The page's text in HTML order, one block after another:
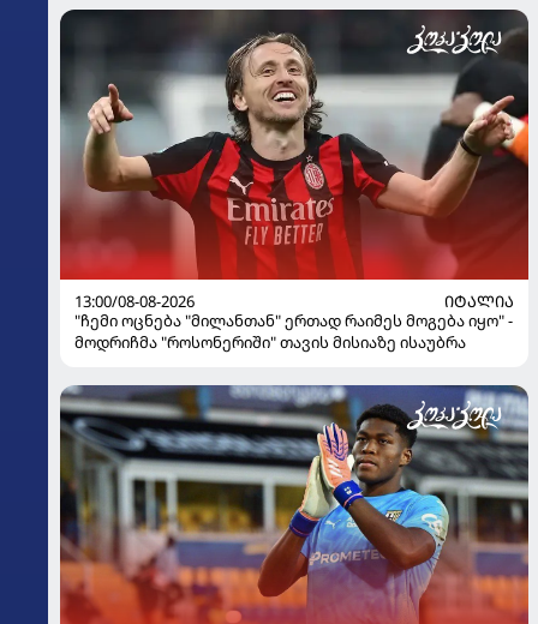
13:00/08-08-2026
ᲘᲢᲐᲚᲘᲐ
"ჩემი ოცნება "მილანთან" ერთად რაიმეს მოგება იყო" -
მოდრიჩმა "როსონერიში" თავის მისიაზე ისაუბრა